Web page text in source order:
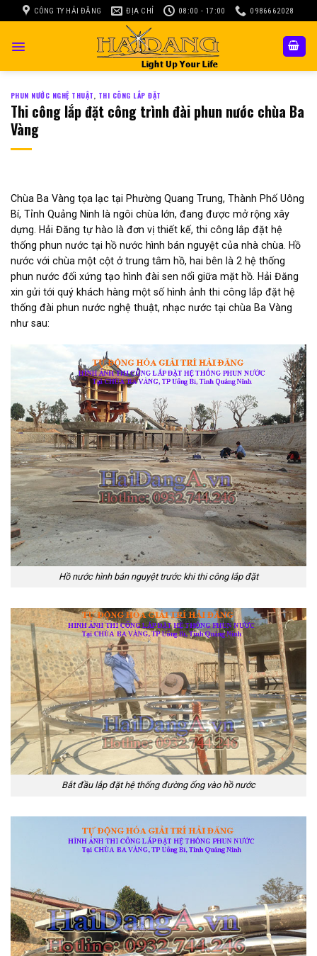
to
CÔNG TY HẢI ĐĂNG ĐỊA CHỈ 08:00 - 17:00 0986662028
PHUN NƯỚC NGHỆ THUẬT, THI CÔNG LẮP ĐẶT
Thi công lắp đặt công trình đài phun nước chùa Ba
Vàng
Chùa Ba Vàng tọa lạc tại Phường Quang Trung, Thành Phố Uông
Bí, Tỉnh Quảng Ninh là ngôi chùa lớn, đang được mở rộng xây
dựng. Hải Đăng tự hào là đơn vị thiết kế, thi công lắp đặt hệ
thống phun nước tại hồ nước hình bán nguyệt của nhà chùa. Hồ
nước với chùa một cột ở trung tâm hồ, hai bên là 2 hệ thống
phun nước đối xứng tạo hình đài sen nổi giữa mặt hồ. Hải Đăng
xin gửi tới quý khách hàng một số hình ảnh thi công lắp đặt hệ
thống đài phun nước nghệ thuật, nhạc nước tại chùa Ba Vàng
như sau:
Hồ nước hình bán nguyệt trước khi thi công lắp đặt
Bắt đầu lắp đặt hệ thống đường ống vào hồ nước